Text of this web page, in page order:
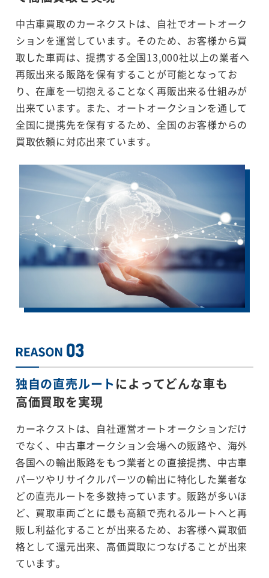
中古車買取のカーネクストは、自社でオートオーク
ションを運営しています。そのため、お客様から買
取した車両は、提携する全国13,000社以上の業者へ
再販出来る販路を保有することが可能となってお
り、在庫を一切抱えることなく再販出来る仕組みが
出来ています。また、オートオークションを通して
全国に提携先を保有するため、全国のお客様からの
買取依頼に対応出来ています。
独自の直売ルートによってどんな車も
高価買取を実現
カーネクストは、自社運営オートオークションだけ
でなく、中古車オークション会場への販路や、海外
各国への輸出販路をもつ業者との直接提携、中古車
パーツやリサイクルパーツの輸出に特化した業者な
どの直売ルートを多数持っています。販路が多いほ
ど、買取車両ごとに最も高額で売れるルートへと再
販し利益化することが出来るため、お客様へ買取価
格として還元出来、高価買取につなげることが出来
ています。